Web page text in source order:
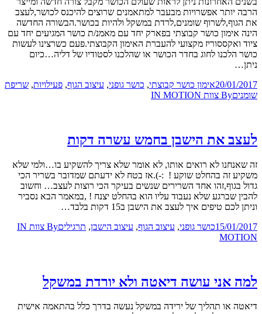
הרבה יותר אפשרויות מבעבר למתאמנים שרוצים להיכנס לכושר,לעצב
את הגוף,לשרוף שומנים,לרדת במשקל ולהיות בכושר.הבשורה החדשה
הינה אימון כושר קבוצתי בפארק יחד עם מאמנ/ת כושר המגיעים יחד עם
ציוד ואקססוריז מקצועי להעברת האימון הקבוצתי.פעם כשרצינו לעשות
כושר הלכנו לחוג בחדר הכושר או שהלכנו לסטודיו של דליה…כיום
ניתן…
20/01/2017אימון כושר קבוצתי, כושר גופני, עיצוב הגוף, פעילויות, שריפת
שומניםBy צוות IN MOTION
לעצב את הישבן בחמש עשרה דקות
זה שאנחנו לא רואים אותו, לא אומר שלא צריך להשקיע בו…ולמי שלא
משקיע זה בהחלט שוקע ! :-).אז בטח לא ידעתם שמדובר בשריר הכי
גדול בגוף,זהו אחד השרירים שנשים בעיקר הכי רוצות לעצב… וחשוב
להבין שברגע שלא נעבוד עליו הוא בהחלט יצנח ! ,במאמר הבא נסביר
וניתן לכם טיפים איך לעצב את הישבן ב15 דקות בלבד…
15/01/2017כושר גופני, עיצוב הגוף, עיצוב הישבן, תרגיליםBy
צוות IN
MOTION
למה אני עושה דיאטה ולא יורדת במשקל
דיאטה או תהליך של ירידה במשקל נעשה בדרך כלל בהתאמה אישית